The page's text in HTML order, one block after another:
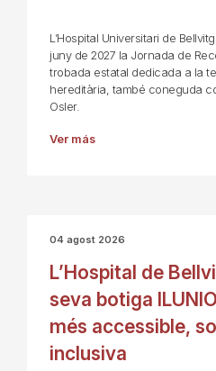
L’Hospital Universitari de
juny de 2027 la Jornada de
trobada estatal dedicada a la
hereditària, també coneguda
Osler.
Ver más
04 agost 2026
L’Hospital de
seva botiga
més accessible,
inclusiva